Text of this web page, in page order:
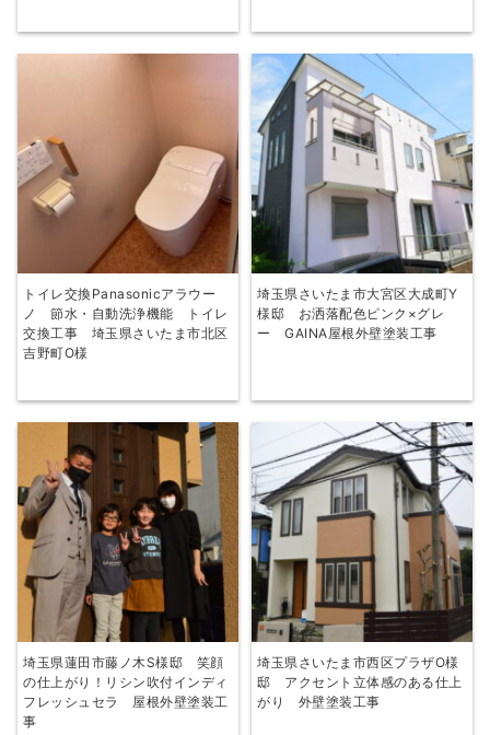
トイレ交換Panasonicアラウー
ノ 節水・自動洗浄機能 トイレ
交換工事 埼玉県さいたま市北区
吉野町О様
埼玉県さいたま市大宮区大成町Y
様邸 お洒落配色ピンク×グレ
ー GAINA屋根外壁塗装工事
埼玉県蓮田市藤ノ木S様邸 笑顔
の仕上がり！リシン吹付インディ
フレッシュセラ 屋根外壁塗装工
事
埼玉県さいたま市西区プラザO様
邸 アクセント立体感のある仕上
がり 外壁塗装工事